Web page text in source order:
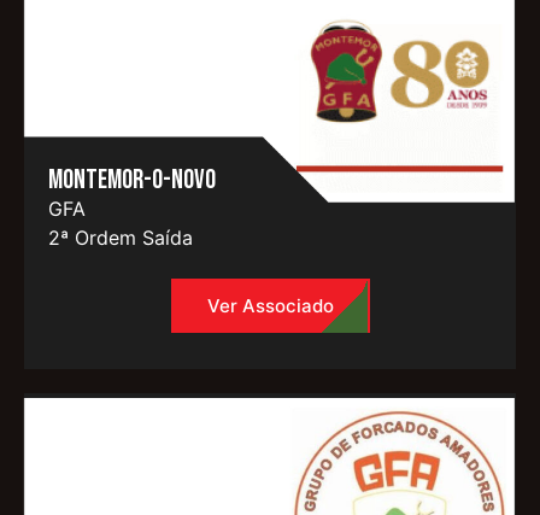
Montemor-o-Novo
GFA
2ª Ordem Saída
Ver Associado